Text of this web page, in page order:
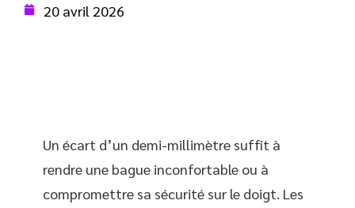
20 avril 2026
Un écart d’un demi-millimètre suffit à
rendre une bague inconfortable ou à
compromettre sa sécurité sur le doigt. Les